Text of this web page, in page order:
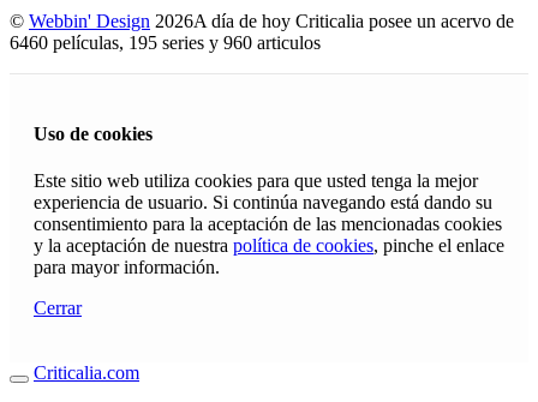
© Webbin' Design 2026A día de hoy Criticalia posee un acervo de
6460 películas, 195 series y 960 articulos
Uso de cookies
Este sitio web utiliza cookies para que usted tenga la mejor
experiencia de usuario. Si continúa navegando está dando su
consentimiento para la aceptación de las mencionadas cookies
y la aceptación de nuestra política de cookies, pinche el enlace
para mayor información.
Cerrar
Criticalia.com